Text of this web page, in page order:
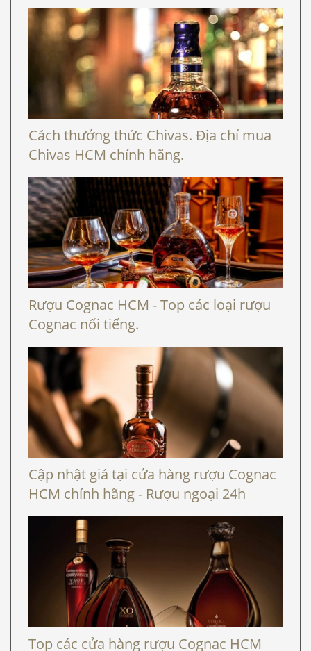
Cách thưởng thức Chivas. Địa chỉ mua
Chivas HCM chính hãng.
Rượu Cognac HCM - Top các loại rượu
Cognac nổi tiếng.
Cập nhật giá tại cửa hàng rượu Cognac
HCM chính hãng - Rượu ngoại 24h
Top các cửa hàng rượu Cognac HCM